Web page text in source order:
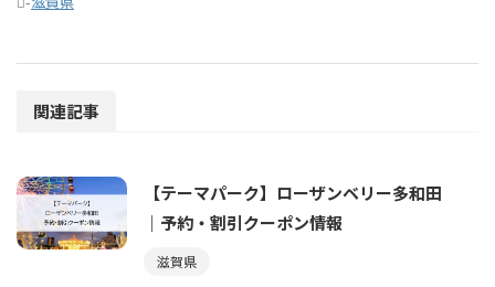
関連記事
【テーマパーク】ローザンベリー多和田
｜予約・割引クーポン情報
滋賀県